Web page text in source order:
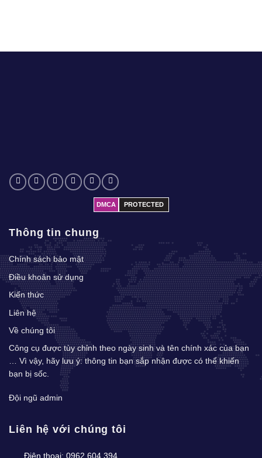
DMCA PROTECTED
Thông tin chung
Chính sách bảo mật
Điều khoản sử dụng
Kiến thức
Liên hệ
Về chúng tôi
Công cụ được tùy chỉnh theo ngày sinh và tên chính xác của bạn
… Vì vậy, hãy lưu ý: thông tin bạn sắp nhận được có thể khiến
bạn bị sốc.
Đội ngũ admin
Liên hệ với chúng tôi
Điện thoại: 0962.604.394